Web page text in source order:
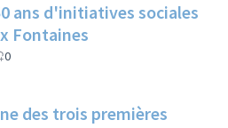
ans d'initiatives sociales
Fontaines
0
des trois premières